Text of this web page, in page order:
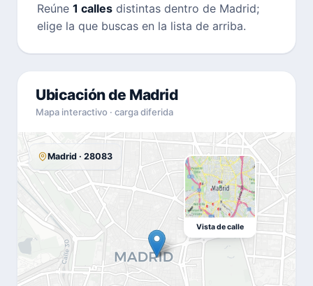
Reúne 1 calles distintas dentro de Madrid;
elige la que buscas en la lista de arriba.
Ubicación de Madrid
Mapa interactivo · carga diferida
Madrid · 28083
Vista de calle